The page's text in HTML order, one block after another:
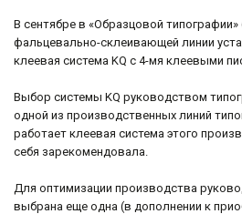
В сентябре в «Образцовой типографии»
фальцевально-склеивающей линии
клеевая система KQ с 4-мя клеевыми
Выбор системы KQ руководством
одной из производственных линий
работает клеевая система этого
себя зарекомендовала.
Для оптимизации производства
выбрана еще одна (в дополнении к